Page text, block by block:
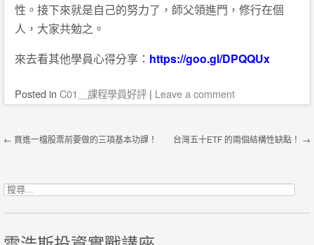
性。接下來就是自己的努力了，師父領進門，修行在個
人，大家共勉之。
來去看其他學員心得分享： https://goo.gl/DPQQUx
Posted in C01＿課程學員好評 | Leave a comment
← 買進一檔股票前要做的三項基本功課！ 台灣五十ETF 的兩個結構性缺點！ →
搜尋關鍵字: